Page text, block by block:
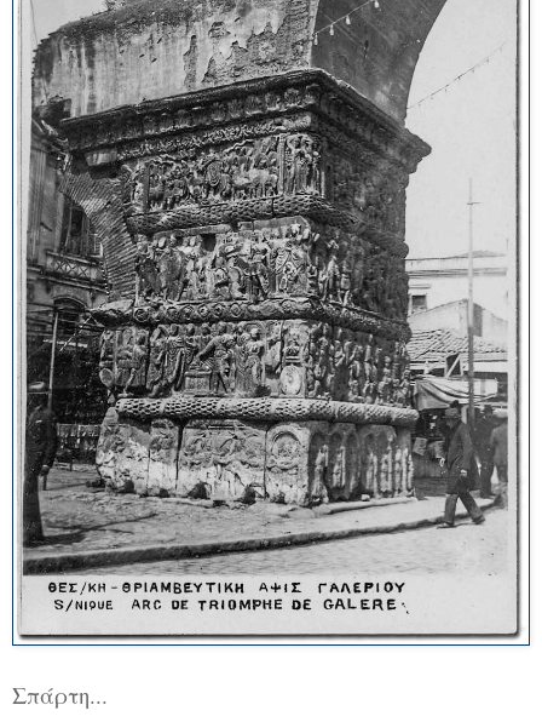
Σπάρτη...